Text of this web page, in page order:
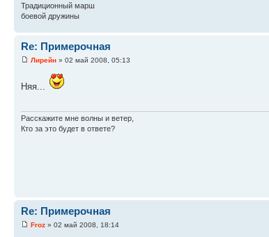
Традиционный марш
боевой дружины
Re: Примерочная
Лирейн » 02 май 2008, 05:13
Няя...
Расскажите мне волны и ветер,
Кто за это будет в ответе?
Re: Примерочная
Froz » 02 май 2008, 18:14